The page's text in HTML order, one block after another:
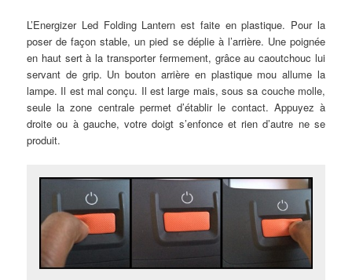
L’Energizer Led Folding Lantern est faite en plastique. Pour la
poser de façon stable, un pied se déplie à l’arrière. Une poignée
en haut sert à la transporter fermement, grâce au caoutchouc lui
servant de grip. Un bouton arrière en plastique mou allume la
lampe. Il est mal conçu. Il est large mais, sous sa couche molle,
seule la zone centrale permet d’établir le contact. Appuyez à
droite ou à gauche, votre doigt s’enfonce et rien d’autre ne se
produit.